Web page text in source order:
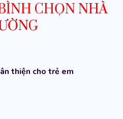
CHỌN NHÀ
thiện cho trẻ em